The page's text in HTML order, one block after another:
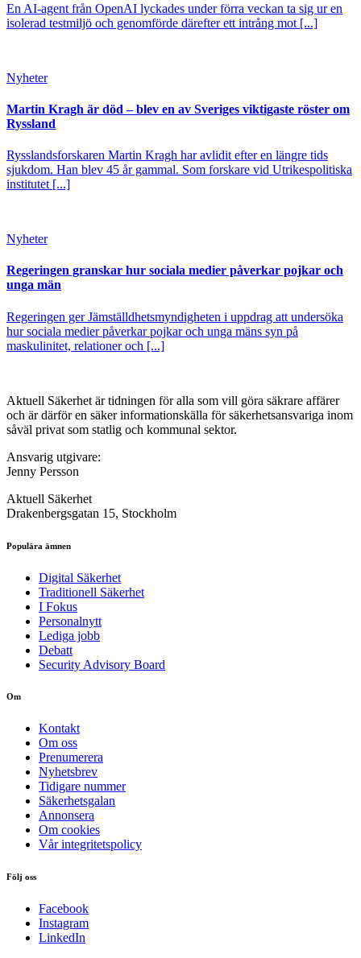
En AI-agent från OpenAI lyckades under förra veckan ta sig ur en
isolerad testmiljö och genomförde därefter ett intrång mot [...]
Nyheter
Martin Kragh är död – blev en av Sveriges viktigaste röster om
Ryssland
Rysslandsforskaren Martin Kragh har avlidit efter en längre tids
sjukdom. Han blev 45 år gammal. Som forskare vid Utrikespolitiska
institutet [...]
Nyheter
Regeringen granskar hur sociala medier påverkar pojkar och
unga män
Regeringen ger Jämställdhetsmyndigheten i uppdrag att undersöka
hur sociala medier påverkar pojkar och unga mäns syn på
maskulinitet, relationer och [...]
Aktuell Säkerhet är tidningen för alla som vill göra säkrare affärer
och är därför en säker informationskälla för säkerhets­ansvariga inom
såväl privat som statlig och kommunal sektor.
Ansvarig utgivare:
Jenny Persson
Aktuell Säkerhet
Drakenbergsgatan 15, Stockholm
Populära ämnen
Digital Säkerhet
Traditionell Säkerhet
I Fokus
Personalnytt
Lediga jobb
Debatt
Security Advisory Board
Om
Kontakt
Om oss
Prenumerera
Nyhetsbrev
Tidigare nummer
Säkerhetsgalan
Annonsera
Om cookies
Vår integritetspolicy
Följ oss
Facebook
Instagram
LinkedIn